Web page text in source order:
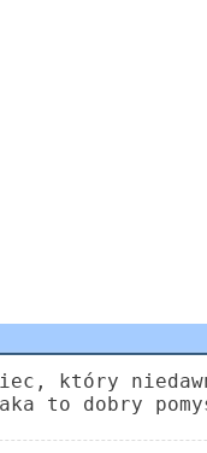
który
to dobry